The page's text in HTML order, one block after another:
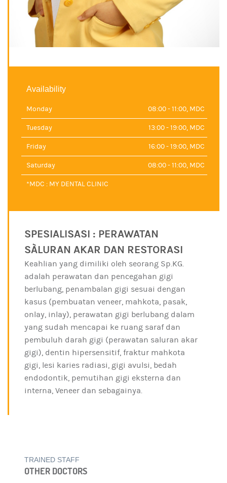
Availability
Monday 08:00 - 11:00, MDC
Tuesday 13:00 - 19:00, MDC
Friday 16:00 - 19:00, MDC
Saturday 08:00 - 11:00, MDC
*MDC : MY DENTAL CLINIC
SPESIALISASI : PERAWATAN
SÀLURAN AKAR DAN RESTORASI
Keahlian yang dimiliki oleh seorang Sp.KG.
adalah perawatan dan pencegahan gigi
berlubang, penambalan gigi sesuai dengan
kasus (pembuatan veneer, mahkota, pasak,
onlay, inlay), perawatan gigi berlubang dalam
yang sudah mencapai ke ruang saraf dan
pembuluh darah gigi (perawatan saluran akar
gigi), dentin hipersensitif, fraktur mahkota
gigi, lesi karies radiasi, gigi avulsi, bedah
endodontik, pemutihan gigi eksterna dan
interna, Veneer dan sebagainya.
TRAINED STAFF
OTHER DOCTORS